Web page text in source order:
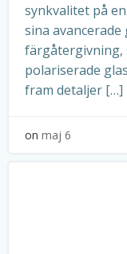
synkvalitet på
sina avancerade
färgåtergivning,
polariserade
fram detaljer […]
on maj 6